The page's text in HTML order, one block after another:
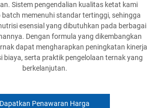
Sistem pengendalian kualitas ketat kami
batch memenuhi standar tertinggi, sehingga
esensial yang dibutuhkan pada berbagai
Dengan formula yang dikembangkan
dapat mengharapkan peningkatan kinerja
biaya, serta praktik pengelolaan ternak yang
berkelanjutan.
Dapatkan Penawaran Harga